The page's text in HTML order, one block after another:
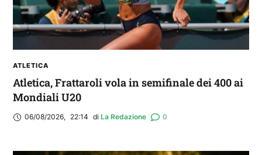
ATLETICA
Atletica, Frattaroli vola in semifinale dei 400 ai
Mondiali U20
06/08/2026, 22:14 di La Redazione 0